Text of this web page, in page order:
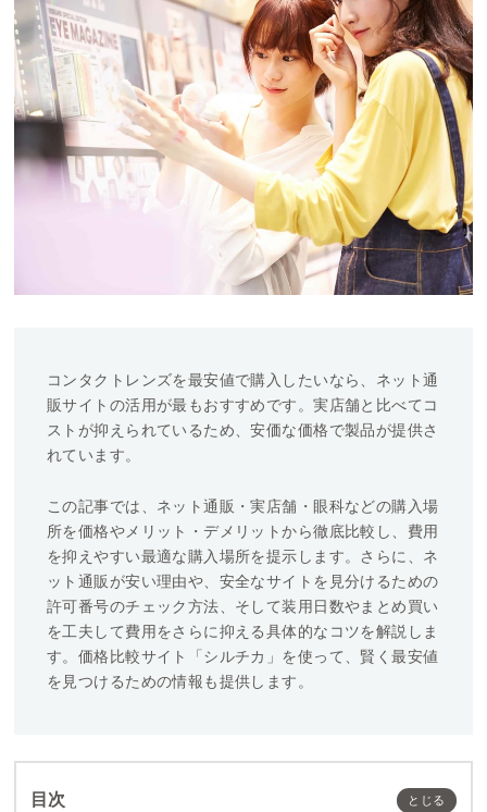
コンタクトレンズを最安値で購入したいなら、ネット通
販サイトの活用が最もおすすめです。実店舗と比べてコ
ストが抑えられているため、安価な価格で製品が提供さ
れています。
この記事では、ネット通販・実店舗・眼科などの購入場
所を価格やメリット・デメリットから徹底比較し、費用
を抑えやすい最適な購入場所を提示します。さらに、ネ
ット通販が安い理由や、安全なサイトを見分けるための
許可番号のチェック方法、そして装用日数やまとめ買い
を工夫して費用をさらに抑える具体的なコツを解説しま
す。価格比較サイト「シルチカ」を使って、賢く最安値
を見つけるための情報も提供します。
目次
方
せ
ん
価
格
帯